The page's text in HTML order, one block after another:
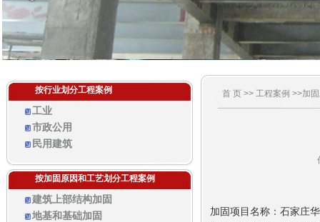
按行业划分工程案例
工业
市政公用
民用建筑
按加固原因和工艺划分工程案例
建筑上部结构加固
地基和基础加固
首 页 >> 工程案例 >>加
加固项目名称：石家庄